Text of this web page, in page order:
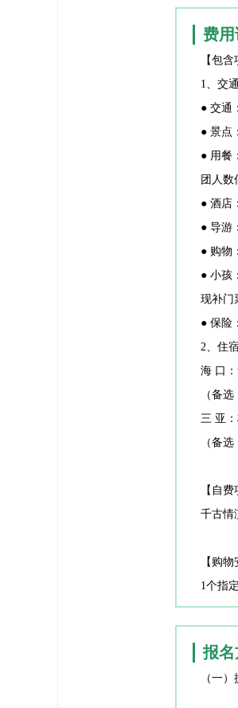
费用
【包含
1、交
● 交通
● 景点
● 用餐
团人数
● 酒店
● 导游
● 购物
● 小孩
现补门
● 保险
2、住
海 口
（备
三 亚
（备
【自费
千古情
【购物
1个指
报
（一